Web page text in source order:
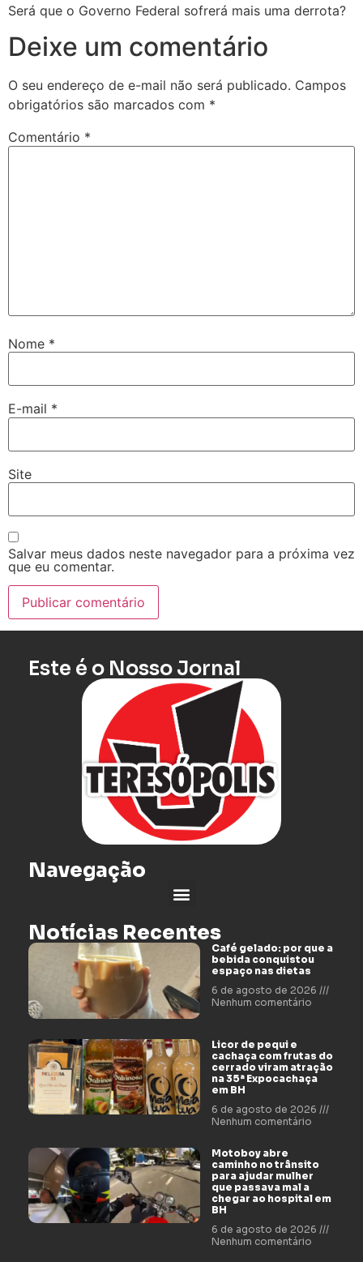
Será que o Governo Federal sofrerá mais uma derrota?
Deixe um comentário
O seu endereço de e-mail não será publicado. Campos
obrigatórios são marcados com *
Comentário *
Nome *
E-mail *
Site
Salvar meus dados neste navegador para a próxima vez
que eu comentar.
Este é o Nosso Jornal
Navegação
Notícias Recentes
Café gelado: por que a
bebida conquistou
espaço nas dietas
6 de agosto de 2026
Nenhum comentário
Licor de pequi e
cachaça com frutas do
cerrado viram atração
na 35ª Expocachaça
em BH
6 de agosto de 2026
Nenhum comentário
Motoboy abre
caminho no trânsito
para ajudar mulher
que passava mal a
chegar ao hospital em
BH
6 de agosto de 2026
Nenhum comentário